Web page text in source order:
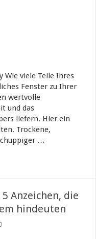
Wie viele Teile Ihres
Fenster zu Ihrer
wertvolle
und das
liefern. Hier ein
Trockene,
…
Anzeichen, die
hindeuten